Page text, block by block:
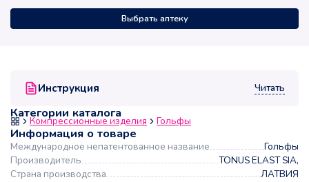
Инструкция Читать
Категории каталога
Компрессионные изделия Гольфы
Информация о товаре
Международное непатентованное название
Гольфы
Производитель
TONUS ELAST SIA,
Страна производства
ЛАТВИЯ
Выбрать аптеку